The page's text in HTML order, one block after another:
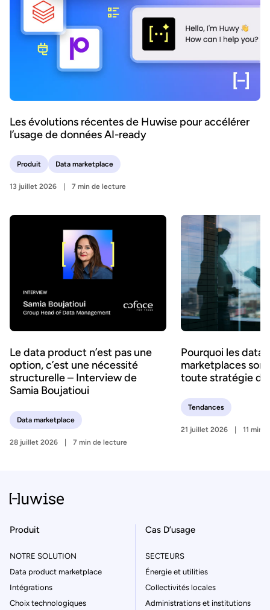
Les évolutions récentes de Huwise pour accélérer
l’usage de données AI-ready
Produit Data marketplace
13 juillet 2026 7 min de lecture
Le data product n’est pas une
option, c’est une nécessité
structurelle – Interview de
Samia Boujatioui
Data marketplace
28 juillet 2026 7 min de lecture
Pourquoi les data
marketplaces
toute stratégie
Tendances
21 juillet 2026 11 min
Produit
NOTRE SOLUTION
Data product marketplace
Intégrations
Choix technologiques
Cas D’usage
SECTEURS
Énergie et utilities
Collectivités locales
Administrations et institutions